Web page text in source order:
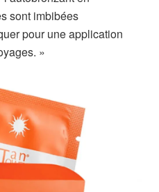
sont imbibées
pour une application
»